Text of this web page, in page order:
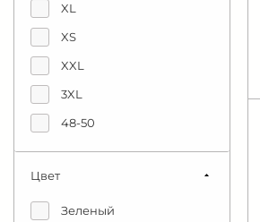
XL
XS
XXL
3XL
48-50
52-54
Цвет
Зеленый